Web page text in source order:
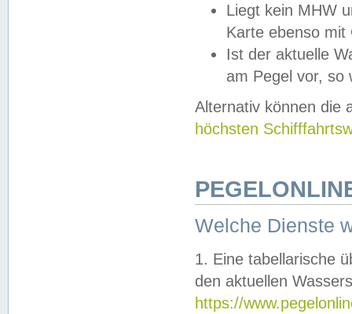
Liegt kein MHW
Karte ebenso mit
Ist der aktuelle
am Pegel vor,
Alternativ können die
höchsten
Welche Dienste
1. Eine tabellarische
den aktuellen
https://